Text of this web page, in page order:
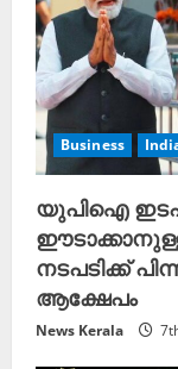
Business
യുപിഐ
നടപടിക്ക്
ആക്ഷേപം
News Kerala